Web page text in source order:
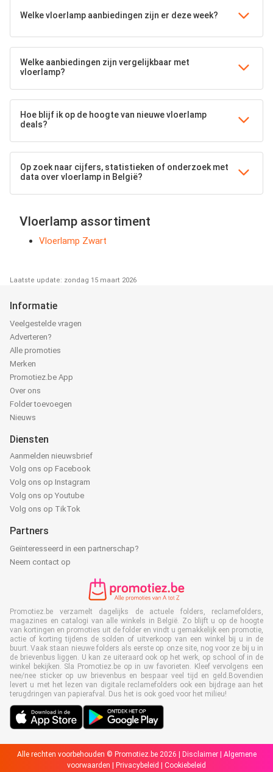
Welke vloerlamp aanbiedingen zijn er deze week?
Welke aanbiedingen zijn vergelijkbaar met
vloerlamp?
Hoe blijf ik op de hoogte van nieuwe vloerlamp
deals?
Op zoek naar cijfers, statistieken of onderzoek met
data over vloerlamp in België?
Vloerlamp assortiment
Vloerlamp Zwart
Laatste update: zondag 15 maart 2026
Informatie
Veelgestelde vragen
Adverteren?
Alle promoties
Merken
Promotiez.be App
Over ons
Folder toevoegen
Nieuws
Diensten
Aanmelden nieuwsbrief
Volg ons op Facebook
Volg ons op Instagram
Volg ons op Youtube
Volg ons op TikTok
Partners
Geïnteresseerd in een partnerschap?
Neem contact op
Promotiez.be verzamelt dagelijks de actuele folders, reclamefolders,
magazines en catalogi van alle winkels in België. Zo blijft u op de hoogte
van kortingen en promoties uit de folder en vindt u gemakkelijk een promotie,
actie of korting tijdens de solden of uitverkoop van een winkel bij u in de
buurt. Vaak staan nieuwe folders als eerste op onze site, nog voor ze bij u in
de brievenbus liggen. U kan ze uiteraard ook op het werk, op school of in de
winkel bekijken. Sla Promotiez.be op in uw favorieten. Kleef vervolgens een
nee/nee sticker op uw brievenbus en bespaar veel tijd en geld.Bovendien
levert u met het lezen van digitale reclamefolders ook een bijdrage aan het
terugdringen van papierafval. Dus het is ook goed voor het milieu!
Alle rechten voorbehouden © Promotiez.be 2026 | Disclaimer| Algemene
voorwaarden
Privacybeleid Cookiebeleid